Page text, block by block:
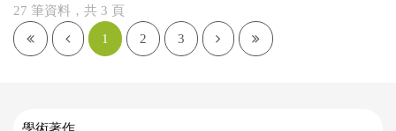
27 筆資料，共 3 頁
1
2 3
學術著作